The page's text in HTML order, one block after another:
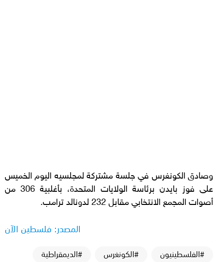
وصادق الكونغرس في جلسة مشتركة لمجلسيه اليوم الخميس
على فوز بايدن برئاسة الولايات المتحدة، بأغلبية 306 من
أصوات المجمع الانتخابي مقابل 232 لدونالد ترامب.
المصدر: فلسطين الآن
#الفلسطينيون #الكونغرس #الديمقراطية